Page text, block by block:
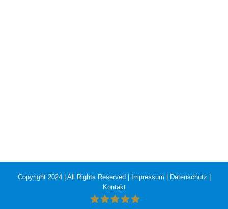
Copyright 2024 | All Rights Reserved | Impressum | Datenschutz |
Kontakt